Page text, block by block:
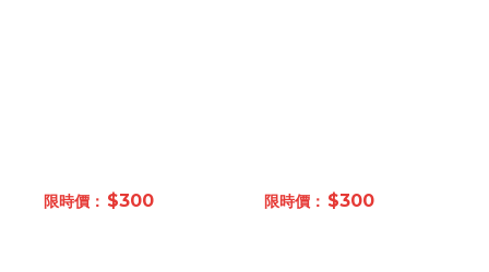
$300 $300